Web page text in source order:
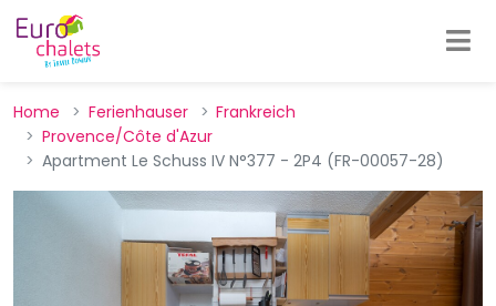
Home Ferienhauser
Frankreich
Provence/Côte d'Azur
Apartment Le Schuss IV N°377 - 2P4 (FR-00057-28)